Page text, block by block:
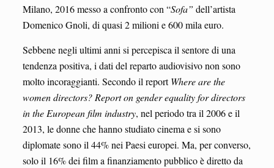
Milano, 2016 messo a confronto con “Sofa” dell’artista
Domenico Gnoli, di quasi 2 milioni e 600 mila euro.
Sebbene negli ultimi anni si percepisca il sentore di una
tendenza positiva, i dati del reparto audiovisivo non sono
molto incoraggianti. Secondo il reportWhere are the
women directors? Report on gender equality for directors
in the European film industry, nel periodo tra il 2006 e il
2013, le donne che hanno studiato cinema e si sono
diplomate sono il 44% nei Paesi europei. Ma, per converso,
solo il 16% dei film a finanziamento pubblico è diretto da